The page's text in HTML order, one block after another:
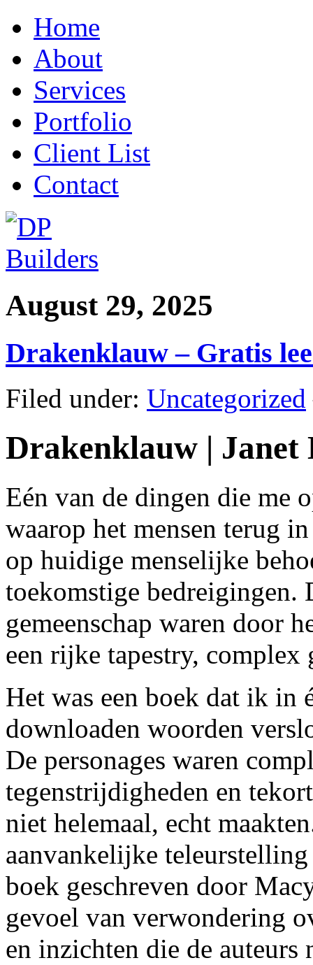
Home
About
Services
Portfolio
Client List
Contact
August 29, 2025
Drakenklauw – Gratis
Filed under: Uncategorized
Drakenklauw | Janet
Eén van de dingen die me
waarop het mensen terug
op huidige menselijke
toekomstige bedreigingen.
gemeenschap waren door
een rijke tapestry,
Het was een boek dat ik in
downloaden woorden
De personages waren
tegenstrijdigheden en
niet helemaal, echt
aanvankelijke
boek geschreven door
gevoel van verwondering
en inzichten die de auteurs